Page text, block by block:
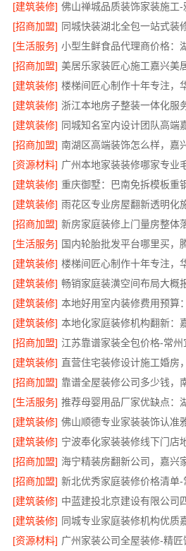
[建筑装修] 佛山禅城品质装饰家装施工
[招商加盟] 同城快装湖北全包一站式装
[生活服务]
[招商加盟] 美居乐家装匠心施工嘉兴美
[建筑装修] 楼梯间匠心制作十年专注，
[建筑装修] 浙江本地房子整装一体化服
[建筑装修] 同城知名室内设计团队高端
[招商加盟]
[资源材料]
[建筑装修] 重庆御墅：巴南免拆模板重
[建筑装修]
[招商加盟]
[生活服务] 国内轮胎批发平台哪里买，
[建筑装修] 楼梯间匠心制作十年专注，
[建筑装修] 畅销家庭装潢空间布局大
[建筑装修]
[建筑装修] 本地化家庭装修机构翻新：
[招商加盟] 江苏靠谱家装全包价格-常
[建筑装修]
[招商加盟]
[生活服务]
[建筑装修] 佛山顺德专业家装装饰认准
[建筑装修] 宁波奉化家装装修线下门店
[招商加盟] 海宁精装房翻新公司，嘉兴
[招商加盟] 新北优秀家庭装修价格清单
[建筑装修]
[建筑装修] 同城专业家庭装修机构优质
[资源材料] 广州家装公司全屋装修-精